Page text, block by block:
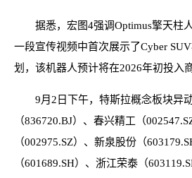
据悉，宏图4强调Optimus擎天柱
一段宣传视频中首次展示了Cyber
划，该机器人预计将在2026年初投入
9月2日下午，特斯拉概念板块异
（836720.BJ）、春兴精工（
（002975.SZ）、新泉股份（
（601689.SH）、浙江荣泰（